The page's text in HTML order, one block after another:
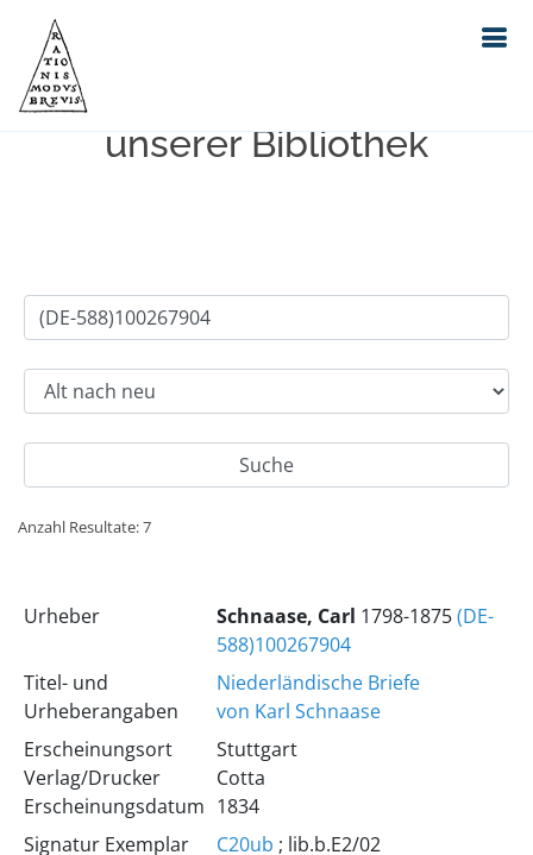
Einfache Suche im Bestand
unserer Bibliothek
Anzahl Resultate: 7
Urheber Schnaase, Carl 1798-1875(DE-
588)100267904
Titel- und
Urheberangaben
Niederländische Briefe
von Karl Schnaase
Erscheinungsort
Verlag/Drucker
Erscheinungsdatum
Stuttgart
Cotta
1834
Signatur Exemplar
C20ub ; lib.b.E2/02